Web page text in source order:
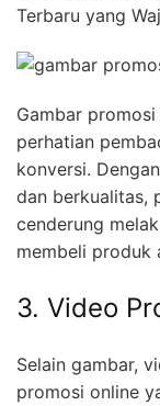
Terbaru yang
Gambar
perhatian
konversi.
dan berkualitas,
cenderung
membeli produk
3. Video
Selain gambar,
promosi online